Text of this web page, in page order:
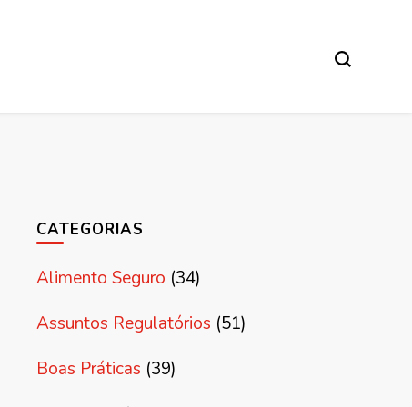
CATEGORIAS
Alimento Seguro (34)
Assuntos Regulatórios (51)
Boas Práticas (39)